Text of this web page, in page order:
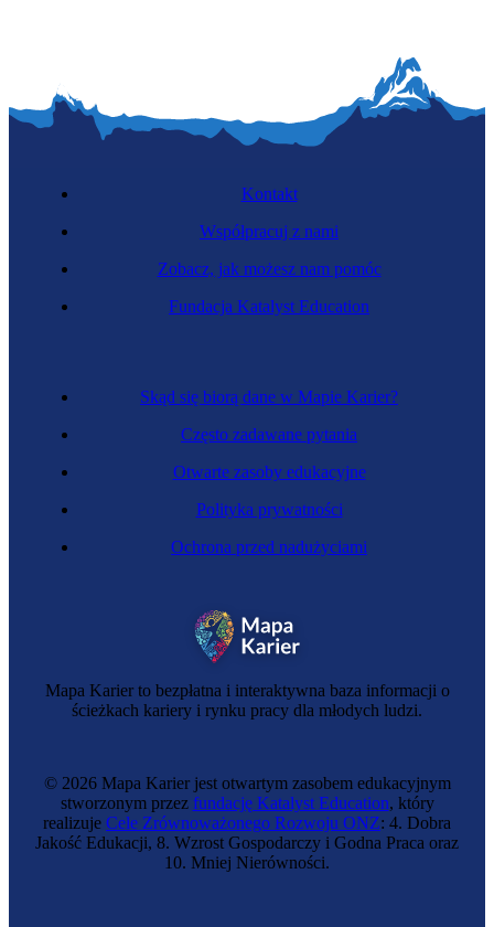
Mapa Karier to bezpłatna i interaktywna baza informacji o
ścieżkach kariery i rynku pracy dla młodych ludzi.
Skąd się biorą dane w Mapie Karier?
Często zadawane pytania
Otwarte zasoby edukacyjne
Polityka prywatności
Ochrona przed nadużyciami
Kontakt
Współpracuj z nami
Zobacz, jak możesz nam pomóc
Fundacja Katalyst Education
© 2026 Mapa Karier jest otwartym zasobem edukacyjnym
stworzonym przez fundację Katalyst Education, który
realizuje Cele Zrównoważonego Rozwoju ONZ: 4. Dobra
Jakość Edukacji, 8. Wzrost Gospodarczy i Godna Praca oraz
10. Mniej Nierówności.